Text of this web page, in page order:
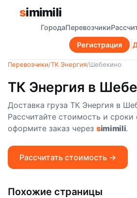
simimili
ГородаПеревозчики
Регистрация
Перевозчики/ТК Энергия/Шебекино
ТК Энергия в
Доставка груза ТК Энергия в
Рассчитайте стоимость и сроки
оформите заказ через simimili.
Рассчитать стоимость →
Похожие страницы